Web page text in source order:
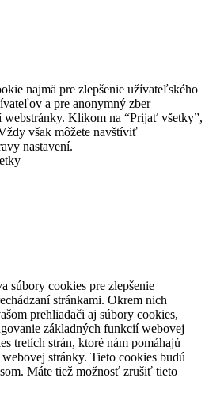
najmä pre zlepšenie užívateľského
a pre anonymný zber
webstránky. Klikom na “Prijať všetky”,
však môžete navštíviť
nastavení.
súbory cookies pre zlepšenie
stránkami. Okrem nich
prehliadači aj súbory cookies,
základných funkcií webovej
tretích strán, ktoré nám pomáhajú
stránky. Tieto cookies budú
Máte tiež možnosť zrušiť tieto